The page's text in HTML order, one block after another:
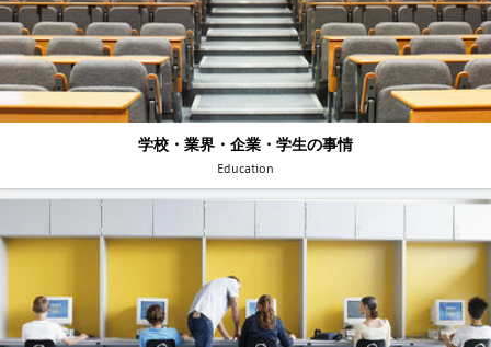
学校・業界・企業・学生の事情
Education